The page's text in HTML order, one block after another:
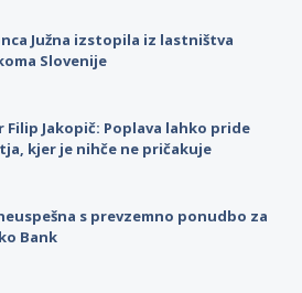
Južna izstopila iz lastništva
Slovenije
Filip Jakopič: Poplava lahko pride
kjer je nihče ne pričakuje
s prevzemno ponudbo za
Bank